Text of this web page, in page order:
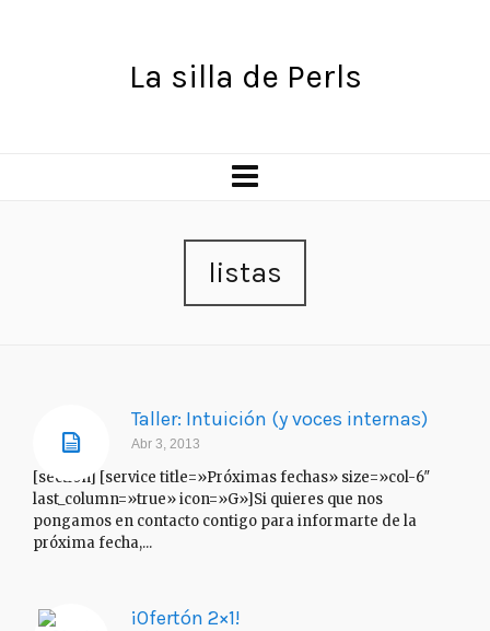
La silla de Perls
listas
Taller: Intuición (y voces internas)
Abr 3, 2013
[section] [service title=»Próximas fechas» size=»col-6″
last_column=»true» icon=»G»]Si quieres que nos
pongamos en contacto contigo para informarte de la
próxima fecha,...
¡Ofertón 2×1!